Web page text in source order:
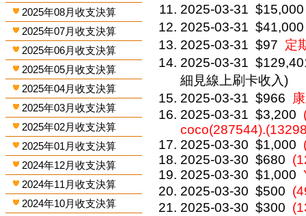
2025年08月收支決算
2025年07月收支決算
2025年06月收支決算
2025年05月收支決算
2025年04月收支決算
2025年03月收支決算
2025年02月收支決算
2025年01月收支決算
2024年12月收支決算
2024年11月收支決算
2024年10月收支決算
2025-03-31 $15,000
2025-03-31 $41,000
2025-03-31 $97 定
2025-03-31
細見線上刷卡收入)
2025-03-31 $966
2025-03-31 $3,200
2025-03-30 $1,000
2025-03-30 $680
2025-03-30 $1,000
2025-03-30 $500
2025-03-30 $300